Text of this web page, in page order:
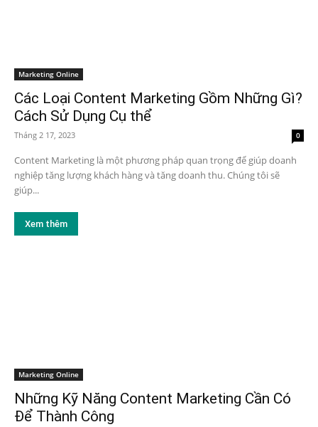
Marketing Online
Các Loại Content Marketing Gồm Những Gì?
Cách Sử Dụng Cụ thể
Tháng 2 17, 2023 0
Content Marketing là một phương pháp quan trọng để giúp doanh
nghiệp tăng lượng khách hàng và tăng doanh thu. Chúng tôi sẽ
giúp...
Xem thêm
Marketing Online
Những Kỹ Năng Content Marketing Cần Có
Để Thành Công